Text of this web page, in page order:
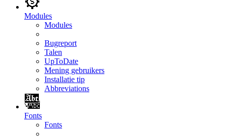
Modules
Modules
Bugreport
Talen
UpToDate
Mening gebruikers
Installatie tip
Abbreviations
Fonts
Fonts